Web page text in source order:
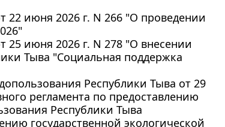
22 июня 2026 г. N 266 "О проведении
25 июня 2026 г. N 278 "О внесении
Тыва "Социальная поддержка
Республики Тыва от 29
регламента по предоставлению
Республики Тыва
государственной экологической